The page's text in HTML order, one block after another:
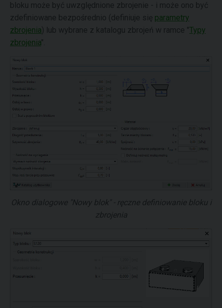
bloku może być uwzględnione zbrojenie - i może ono być
zdefiniowane bezpośrednio (definiuje się parametry
zbrojenia) lub wybrane z katalogu zbrojeń w ramce "Typy
zbrojenia".
Okno dialogowe "Nowy blok" - ręczne definiowanie bloku i
zbrojenia